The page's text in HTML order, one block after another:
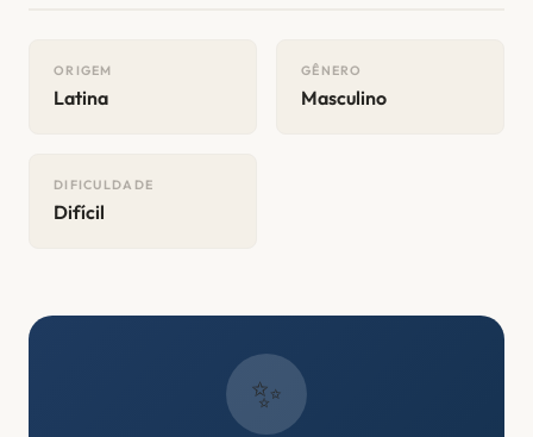
ORIGEM
Latina
GÊNERO
Masculino
DIFICULDADE
Difícil
✨